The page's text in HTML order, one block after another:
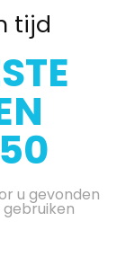
tijd
u gevonden